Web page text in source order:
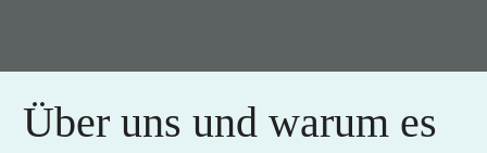
Über uns und warum es